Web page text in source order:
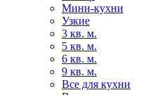
Мини-кухни
Узкие
3 кв. м.
5 кв. м.
6 кв. м.
9 кв. м.
Все для кухни